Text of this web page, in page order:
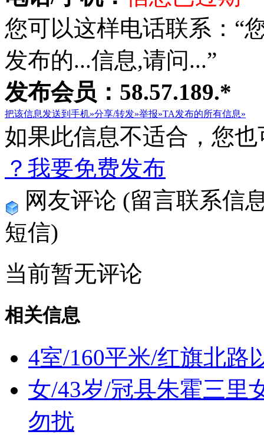
您可以这样电话联系：“
发布的...信息,请问...”
发布会员：58.57.189.*
把该信息发送到手机»分享/转发»举报»TA发布的所有信息»
如果此信息不适合，您
？我要免费发布
网友评论 (留言联系信
短信)
当前暂无评论
相关信息
4室/160平米/红旗北路
女/43岁/冠县朱霍三里
勿扰